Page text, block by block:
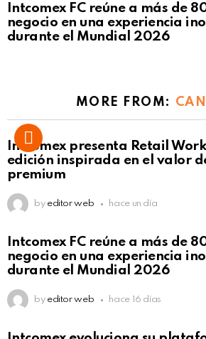
Intcomex FC reúne a más de
negocio en una experiencia
durante el Mundial 2026
MORE FROM:
Intcomex presenta Retail
edición inspirada en el valor
premium
by editor web hace un día
Intcomex FC reúne a más de
negocio en una experiencia
durante el Mundial 2026
by editor web hace 16 días